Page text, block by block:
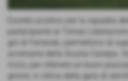
Esordio positivo per la squadra
partecipante al Torneo
gol di Ferrando, permettono di
avversarie della Scuola Canepa.
inizio, per ottenere un buon
girone, in ottica della gara di